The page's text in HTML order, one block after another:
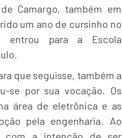
Camargo, também em
um ano de cursinho no
entrou para a Escola
que seguisse, também a
se por sua vocação. Os
área de eletrônica e as
pela engenharia. Ao